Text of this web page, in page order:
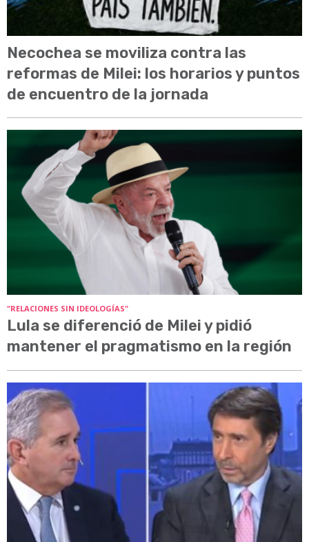
Necochea se moviliza contra las
reformas de Milei: los horarios y puntos
de encuentro de la jornada
"RELACIONES SIN IDEOLOGÍAS"
Lula se diferenció de Milei y pidió
mantener el pragmatismo en la región